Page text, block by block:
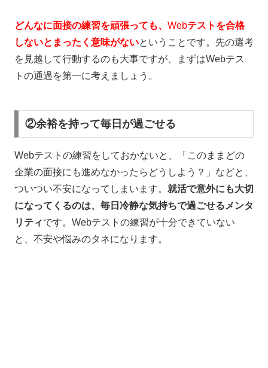
どんなに面接の練習を頑張っても、 Webテストを合格
しないとまったく意味がないということです。 先の選考
を見越して行動するのも大事ですが、まずはWebテス
トの通過を第一に考えましょう。
②余裕を持って毎日が過ごせる
Webテストの練習をしておかないと、「このままどの
企業の面接にも進めなかったらどうしよう？」などと、
ついつい不安になってしまいます。 就活で意外にも大切
になってくるのは、毎日冷静な気持ちで過ごせるメンタ
リティです。Webテストの練習が十分できていない
と、不安や悩みのタネになります。